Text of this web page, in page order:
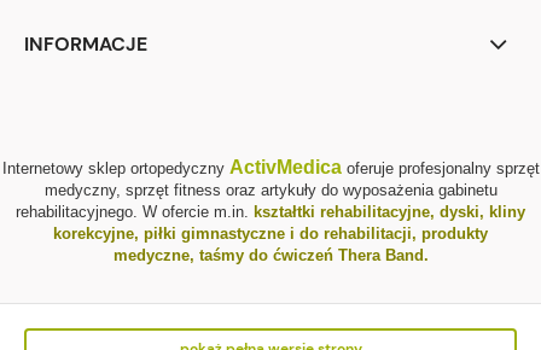
INFORMACJE
Internetowy sklep ortopedyczny ActivMedicaoferuje profesjonalny sprzęt
medyczny, sprzęt fitness oraz artykuły do wyposażenia gabinetu
rehabilitacyjnego. W ofercie m.in.
kształtki rehabilitacyjne, dyski, kliny
korekcyjne, piłki gimnastyczne i do rehabilitacji, produkty
medyczne, taśmy do ćwiczeń Thera Band.